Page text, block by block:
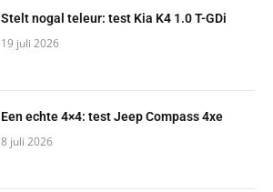
Stelt nogal teleur: test Kia K4 1.0 T-GDi
19 juli 2026
Een echte 4×4: test Jeep Compass 4xe
8 juli 2026